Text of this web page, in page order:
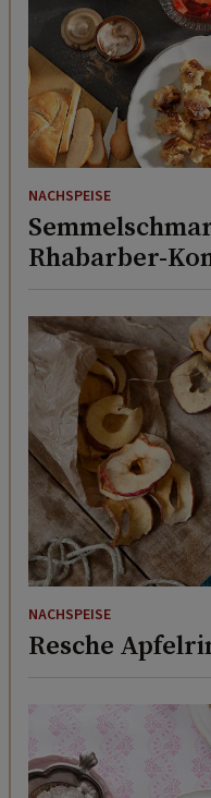
NACHSPEISE
Rhabarber-
NACHSPEISE
Resche